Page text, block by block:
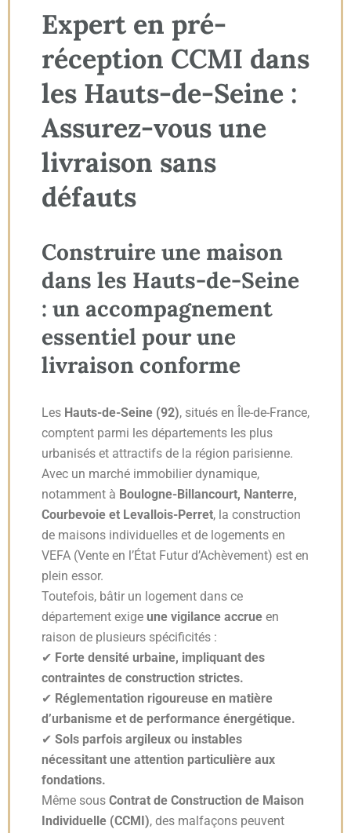
Expert en pré-
réception CCMI dans
les Hauts-de-Seine :
Assurez-vous une
livraison sans
défauts
Construire une maison
dans les Hauts-de-Seine
: un accompagnement
essentiel pour une
livraison conforme
Les Hauts-de-Seine (92), situés en Île-de-France,
comptent parmi les départements les plus
urbanisés et attractifs de la région parisienne.
Avec un marché immobilier dynamique,
notamment à Boulogne-Billancourt, Nanterre,
Courbevoie et Levallois-Perret, la construction
de maisons individuelles et de logements en
VEFA (Vente en l’État Futur d’Achèvement) est en
plein essor.
Toutefois, bâtir un logement dans ce
département exige une vigilance accrue en
raison de plusieurs spécificités :
✔ Forte densité urbaine, impliquant des
contraintes de construction strictes.
✔ Réglementation rigoureuse en matière
d’urbanisme et de performance énergétique.
✔ Sols parfois argileux ou instables
nécessitant une attention particulière aux
fondations.
Même sous Contrat de Construction de Maison
Individuelle (CCMI), des malfaçons peuvent